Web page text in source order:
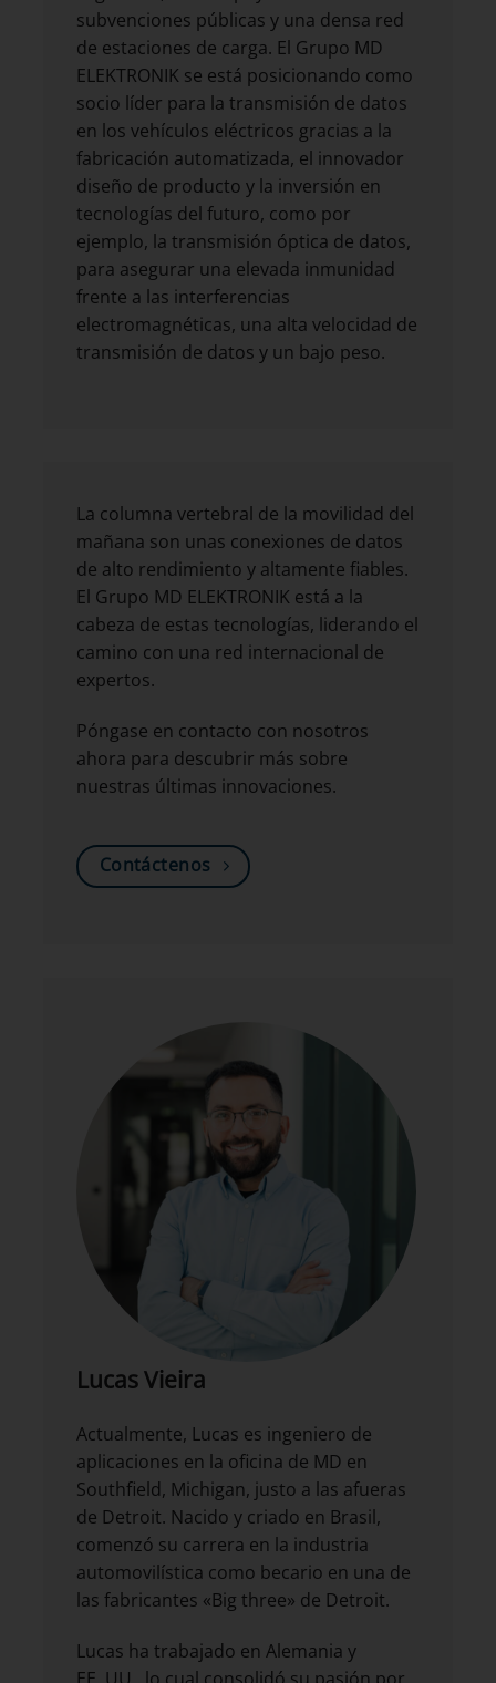
subvenciones públicas y una densa red
de estaciones de carga. El Grupo MD
ELEKTRONIK se está posicionando como
socio líder para la transmisión de datos
en los vehículos eléctricos gracias a la
fabricación automatizada, el innovador
diseño de producto y la inversión en
tecnologías del futuro, como por
ejemplo, la transmisión óptica de datos,
para asegurar una elevada inmunidad
frente a las interferencias
electromagnéticas, una alta velocidad de
transmisión de datos y un bajo peso.
La columna vertebral de la movilidad del
mañana son unas conexiones de datos
de alto rendimiento y altamente fiables.
El Grupo MD ELEKTRONIK está a la
cabeza de estas tecnologías, liderando el
camino con una red internacional de
expertos.
Póngase en contacto con nosotros
ahora para descubrir más sobre
nuestras últimas innovaciones.
Contáctenos
Lucas Vieira
Actualmente, Lucas es ingeniero de
aplicaciones en la oficina de MD en
Southfield, Michigan, justo a las afueras
de Detroit. Nacido y criado en Brasil,
comenzó su carrera en la industria
automovilística como becario en una de
las fabricantes «Big three» de Detroit.
Lucas ha trabajado en Alemania y